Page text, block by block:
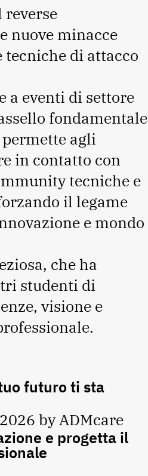
nuove minacce
di attacco
a eventi di settore
fondamentale
agli
in contatto con
tecniche e
il legame
e mondo
che ha
studenti di
visione e
futuro ti sta
byADMcare
e progetta il